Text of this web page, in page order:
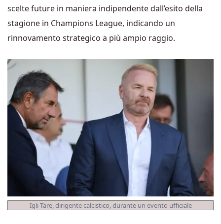
scelte future in maniera indipendente dall’esito della
stagione in Champions League, indicando un
rinnovamento strategico a più ampio raggio.
Igli Tare, dirigente calcistico, durante un evento ufficiale